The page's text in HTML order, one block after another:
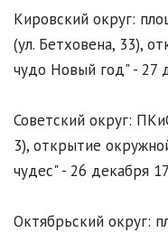
Кировский округ:
(ул. Бетховена, 33),
чудо Новый год" - 27
Советский округ:
3), открытие
чудес" - 26 декабря
Октябрьский округ: